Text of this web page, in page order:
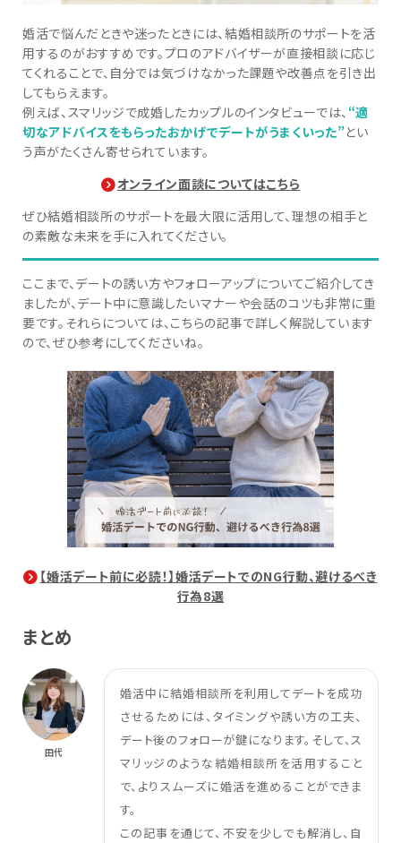
婚活で悩んだときや迷ったときには、結婚相談所のサポートを活
用するのがおすすめです。プロのアドバイザーが直接相談に応じ
てくれることで、自分では気づけなかった課題や改善点を引き出
してもらえます。
例えば、スマリッジで成婚したカップルのインタビューでは、 “適
切なアドバイスをもらったおかげでデートがうまくいった”とい
う声がたくさん寄せられています。
オンライン面談についてはこちら
ぜひ結婚相談所のサポートを最大限に活用して、理想の相手と
の素敵な未来を手に入れてください。
ここまで、デートの誘い方やフォローアップについてご紹介してき
ましたが、デート中に意識したいマナーや会話のコツも非常に重
要です。それらについては、こちらの記事で詳しく解説しています
ので、ぜひ参考にしてくださいね。
【婚活デート前に必読！】婚活デートでのNG行動、避けるべき
行為8選
まとめ
婚活中に結婚相談所を利用してデートを成功
させるためには、タイミングや誘い方の工夫、
デート後のフォローが鍵になります。そして、ス
マリッジのような結婚相談所を活用すること
で、よりスムーズに婚活を進めることができま
す。
この記事を通じて、不安を少しでも解消し、自
田代